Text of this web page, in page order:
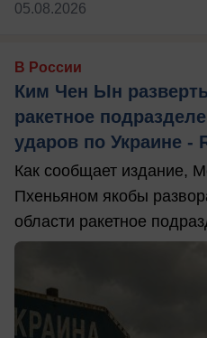
05.08.2026
В России
Ким Чен Ын
ракетное
ударов по Украине -
Как сообщает издание,
Пхеньяном якобы
области ракетное